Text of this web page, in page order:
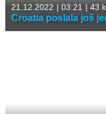
21.12.2022 | 03:21 | 43
Croatia poslala još